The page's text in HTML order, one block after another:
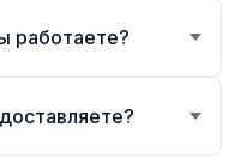
работаете?